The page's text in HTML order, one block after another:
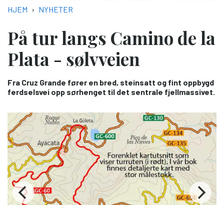
NAVIGASJONSSTI
HJEM NYHETER
På tur langs Camino de la
Plata - sølvveien
Fra Cruz Grande fører en bred, steinsatt og fint oppbygd
ferdselsvei opp sørhenget til det sentrale fjellmassivet.